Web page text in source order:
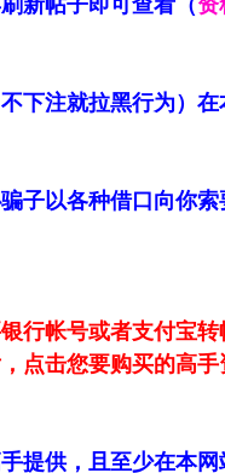
新帖子即可查看（资
下注就拉黑行为）
子以各种借口向你
行帐号或者支付宝
点击您要购买的高
提供，且至少在本